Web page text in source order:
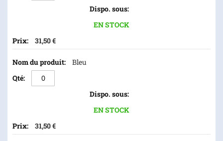
groupé
EN STOCK
31,50 €
Bleu
EN STOCK
31,50 €